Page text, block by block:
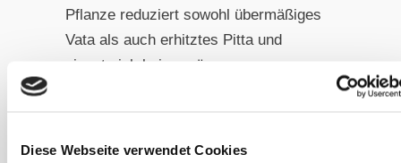
Diese Webseite verwendet Cookies
Pflanze reduziert sowohl übermäßiges
Vata als auch erhitztes Pitta und
eignet sich bei nervösen,